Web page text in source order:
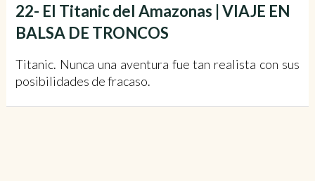
22- El Titanic del Amazonas | VIAJE EN
BALSA DE TRONCOS
Titanic. Nunca una aventura fue tan realista con sus
posibilidades de fracaso.